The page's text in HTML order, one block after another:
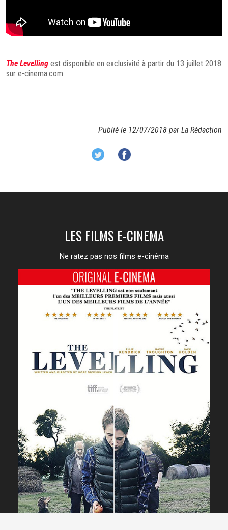
The Levelling est disponible en exclusivité à partir du 13 juillet 2018
sur e-cinema.com.
Publié le 12/07/2018 par La Rédaction
LES FILMS E-CINEMA
Ne ratez pas nos films e-cinéma